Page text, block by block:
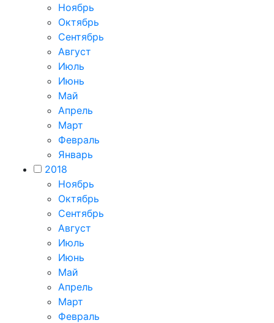
Ноябрь
Октябрь
Сентябрь
Август
Июль
Июнь
Май
Апрель
Март
Февраль
Январь
2018
Ноябрь
Октябрь
Сентябрь
Август
Июль
Июнь
Май
Апрель
Март
Февраль